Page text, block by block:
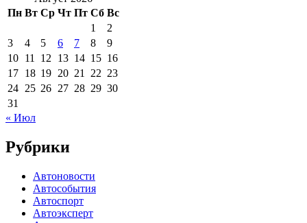
Пн Вт Ср Чт Пт Сб Вс
1
2
3
4 5 6 7 8
9
10 11 12 13 14 15 16
17 18 19 20 21 22 23
24 25 26 27 28 29 30
31
« Июл
Рубрики
Автоновости
Автособытия
Автоспорт
Автоэксперт